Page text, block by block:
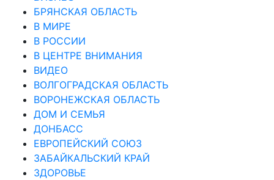
БРЯНСКАЯ ОБЛАСТЬ
В МИРЕ
В РОССИИ
В ЦЕНТРЕ ВНИМАНИЯ
ВИДЕО
ВОЛГОГРАДСКАЯ ОБЛАСТЬ
ВОРОНЕЖСКАЯ ОБЛАСТЬ
ДОМ И СЕМЬЯ
ДОНБАСС
ЕВРОПЕЙСКИЙ СОЮЗ
ЗАБАЙКАЛЬСКИЙ КРАЙ
ЗДОРОВЬЕ